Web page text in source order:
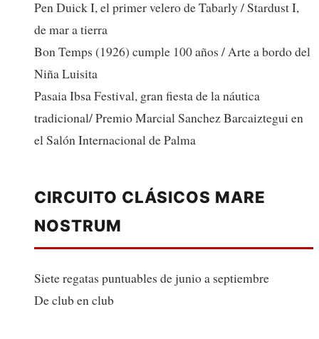
Pen Duick I, el primer velero de Tabarly / Stardust I,
de mar a tierra
Bon Temps (1926) cumple 100 años / Arte a bordo del
Niña Luisita
Pasaia Ibsa Festival, gran fiesta de la náutica
tradicional/ Premio Marcial Sanchez Barcaiztegui en
el Salón Internacional de Palma
CIRCUITO CLÁSICOS MARE
NOSTRUM
Siete regatas puntuables de junio a septiembre
De club en club